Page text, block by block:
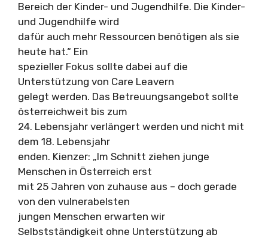
Bereich der Kinder- und Jugendhilfe. Die Kinder-
und Jugendhilfe wird
dafür auch mehr Ressourcen benötigen als sie
heute hat.“ Ein
spezieller Fokus sollte dabei auf die
Unterstützung von Care Leavern
gelegt werden. Das Betreuungsangebot sollte
österreichweit bis zum
24. Lebensjahr verlängert werden und nicht mit
dem 18. Lebensjahr
enden. Kienzer: „Im Schnitt ziehen junge
Menschen in Österreich erst
mit 25 Jahren von zuhause aus – doch gerade
von den vulnerabelsten
jungen Menschen erwarten wir
Selbstständigkeit ohne Unterstützung ab